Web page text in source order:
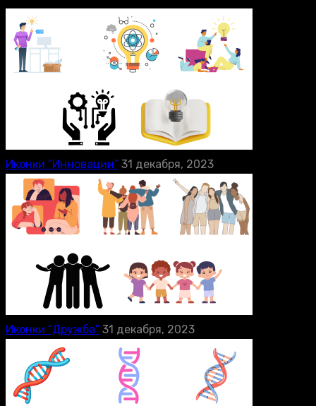
Иконки “Инновации” 31 декабря, 2023
Иконки “Дружба” 31 декабря, 2023